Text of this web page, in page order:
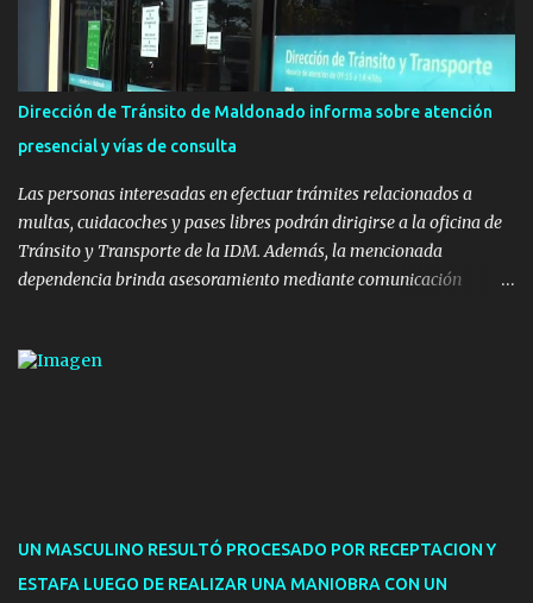
20 m con banco de hormigón sobre sus laterales. Su destino será
polifuncional, permitiendo la práctica de patín, hockey, gimnasia y
la realización de eventos culturales. Próximo a la pista, se
instalaron juegos infantiles y equipamiento urbano (bancos de
nuevos pavimentos e iluminación. La totalidad de estas obras
implicaron una inversión estimada ...
Dirección de Tránsito de Maldonado informa sobre atención
presencial y vías de consulta
Las personas interesadas en efectuar trámites relacionados a
multas, cuidacoches y pases libres podrán dirigirse a la oficina de
Tránsito y Transporte de la IDM. Además, la mencionada
dependencia brinda asesoramiento mediante comunicación
presencial comprende los siguientes trámites: Multas: devolución
1921(interno 1456). Cuidacoches: consultas a
1921(interno 1246). Transporte: consultas generales relacionadas a
UN MASCULINO RESULTÓ PROCESADO POR RECEPTACION Y
ESTAFA LUEGO DE REALIZAR UNA MANIOBRA CON UN